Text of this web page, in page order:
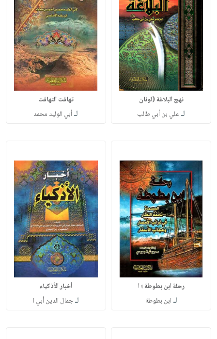
نهج البلاغة (لونان
لـعلي بن أبي طالب
تهافت التهافت
لـأبي الوليد محمد
رحلة ابن بطوطة ؛ ا
لـ ابن بطوطة
أخبار الأذكياء
لـجمال الدين أبي ا